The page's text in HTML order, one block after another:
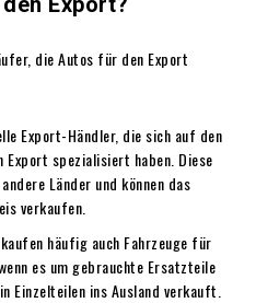
die Autos für den Export
Export-Händler, die sich auf den
Export spezialisiert haben. Diese
Länder und können das
verkaufen.
häufig auch Fahrzeuge für
es um gebrauchte Ersatzteile
Einzelteilen ins Ausland verkauft.